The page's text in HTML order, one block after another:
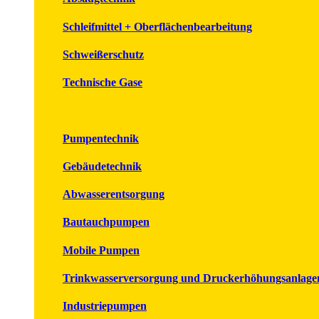
Schleifmittel + Oberflächenbearbeitung
Schweißerschutz
Technische Gase
Pumpentechnik
Gebäudetechnik
Abwasserentsorgung
Bautauchpumpen
Mobile Pumpen
Trinkwasserversorgung und
Industriepumpen